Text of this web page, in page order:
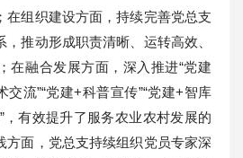
在组织建设方面，持续完善党总支
推动形成职责清晰、运转高效、
在融合发展方面，深入推进“党建
交流”“党建+科普宣传”“党建+智库
，有效提升了服务农业农村发展的
方面，党总支持续组织党员专家深